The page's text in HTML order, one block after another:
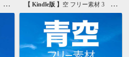
【 Kindle版 】 空 フリー素材 3 無料で使える背景素材集